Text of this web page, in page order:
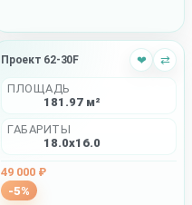
Проект 62-30F ❤ ⇄
ПЛОЩАДЬ
181.97 м²
ГАБАРИТЫ
18.0x16.0
49 000 ₽
-5%